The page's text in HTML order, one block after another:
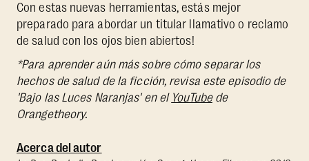
Con estas nuevas herramientas, estás mejor
preparado para abordar un titular llamativo o reclamo
de salud con los ojos bien abiertos!
*Para aprender aún más sobre cómo separar los
hechos de salud de la ficción, revisa este episodio de
'Bajo las Luces Naranjas' en el YouTubede
Orangetheory.
Acerca del autor